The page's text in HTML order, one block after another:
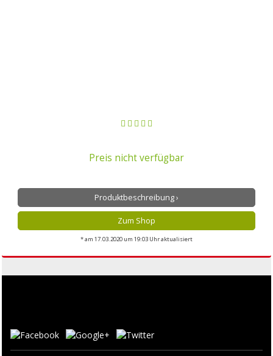
Preis nicht verfügbar
Produktbeschreibung ›
Zum Shop
* am 17.03.2020 um 19:03 Uhr aktualisiert